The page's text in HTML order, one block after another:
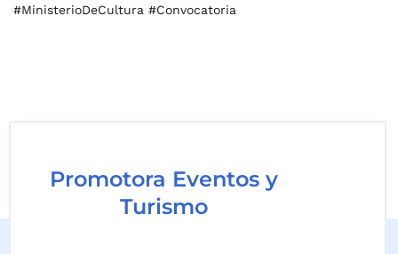
#MinisterioDeCultura #Convocatoria
Promotora Eventos y
Turismo